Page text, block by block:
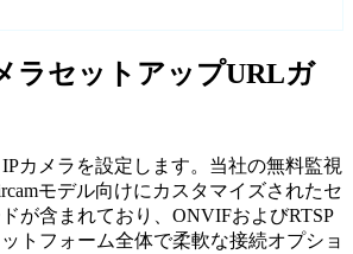
ラセットアップURLガ
カメラを設定します。当社の無料監視
モデル向けにカスタマイズされたセ
が含まれており、ONVIFおよびRTSP
トフォーム全体で柔軟な接続オプショ